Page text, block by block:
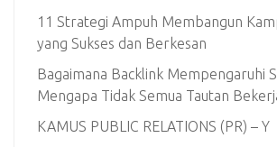
11 Strategi Ampuh Membangun
yang Sukses dan Berkesan
Bagaimana Backlink Mempengaruhi
Mengapa Tidak Semua Tautan
KAMUS PUBLIC RELATIONS (PR) – Y